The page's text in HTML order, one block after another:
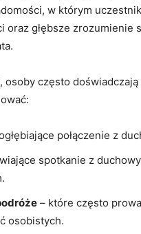
w którym
oraz głębsze zrozumienie
osoby często doświadczają
połączenie z
spotkanie z
– które często
osobistych.